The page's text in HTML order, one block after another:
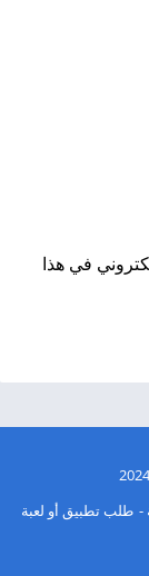
في هذا
طلب تطبيق أو لعبة